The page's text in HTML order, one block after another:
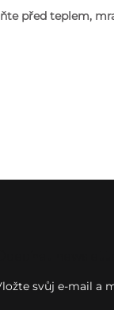
před teplem,
svůj e-mail a